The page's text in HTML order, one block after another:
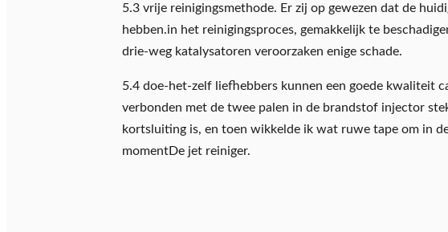
5.3 vrije reinigingsmethode. Er zij op gewezen dat de
hebben.in het reinigingsproces, gemakkelijk te
drie-weg katalysatoren veroorzaken enige schade.
5.4 doe-het-zelf liefhebbers kunnen een goede kwaliteit
verbonden met de twee palen in de brandstof injector
kortsluiting is, en toen wikkelde ik wat ruwe tape om in
momentDe jet reiniger.